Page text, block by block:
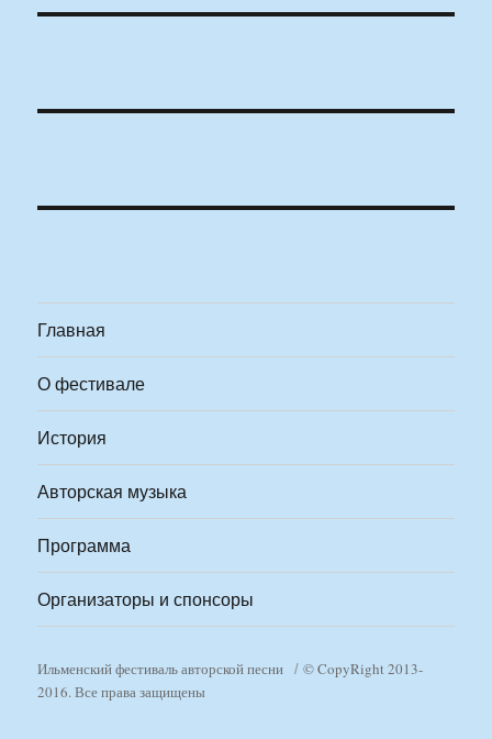
Главная
О фестивале
История
Авторская музыка
Программа
Организаторы и спонсоры
Ильменский фестиваль авторской песни
© CopyRight 2013-
2016. Все права защищены